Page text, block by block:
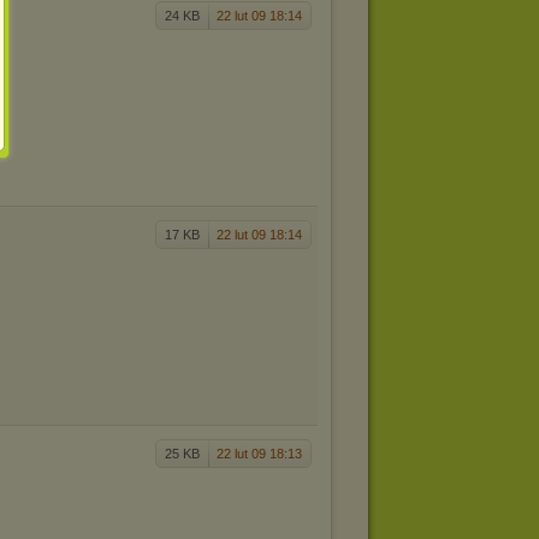
24 KB 22 lut 09 18:14
17 KB 22 lut 09 18:14
25 KB 22 lut 09 18:13